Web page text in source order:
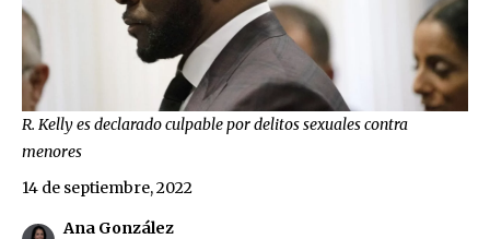
R. Kelly es declarado culpable por delitos sexuales contra
menores
Ana González
14 de septiembre, 2022